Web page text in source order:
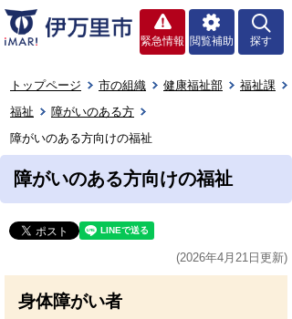
緊急情報 閲覧補助 探す
トップページ 市の組織 健康福祉部
福祉課
福祉
障がいのある方
障がいのある方向けの福祉
障がいのある方向けの福祉
(2026年4月21日更新)
身体障がい者